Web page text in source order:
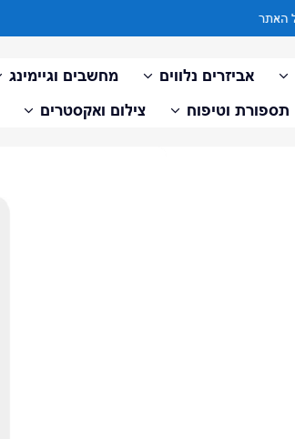
עד 10 תשלומים ללא ריבית על כל האתר
אביזרים נלווים מחשבים וגיימינג
תספורת וטיפוח צילום ואקסטרים